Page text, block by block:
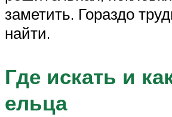
заметить. Гораздо
найти.
Где искать и
ельца